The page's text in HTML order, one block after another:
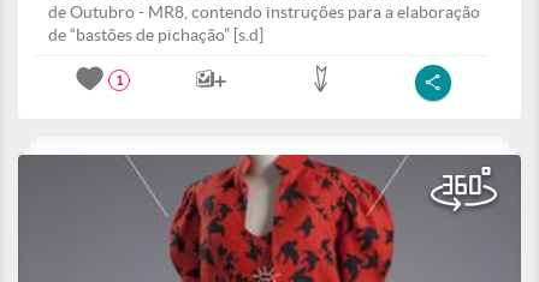
de Outubro - MR8, contendo instruções para a elaboração
de “bastões de pichação” [s.d]
1